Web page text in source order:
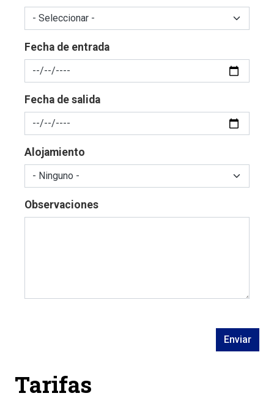
Fecha de entrada
Fecha de salida
Alojamiento
Observaciones
Enviar
Tarifas